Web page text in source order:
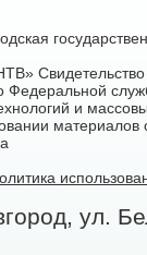
Федеральной
и
материалов
ул.